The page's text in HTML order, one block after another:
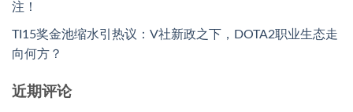
注！
TI15奖金池缩水引热议：V社新政之下，DOTA2职业生态走
向何方？
近期评论